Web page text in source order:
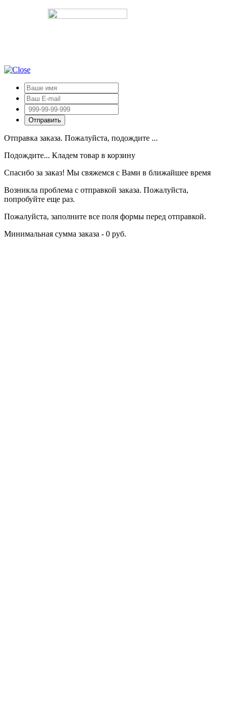
Отправка заказа. Пожалуйста, подождите ...
Подождите... Кладем товар в корзину
Спасибо за заказ! Мы свяжемся с Вами в ближайшее время
Возникла проблема с отправкой заказа. Пожалуйста,
попробуйте еще раз.
Пожалуйста, заполните все поля формы перед отправкой.
Минимальная сумма заказа - 0 руб.